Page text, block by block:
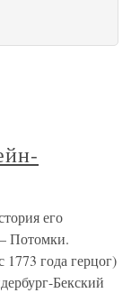
его
Потомки.
года герцог)
Бекский